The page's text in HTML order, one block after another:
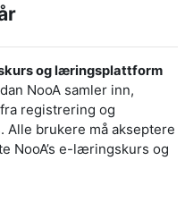
og læringsplattform
NooA samler inn,
registrering og
brukere må akseptere
NooA’s e-læringskurs og